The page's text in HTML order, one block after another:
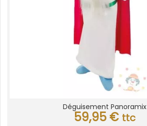
Déguisement Panoramix
59,95 € ttc